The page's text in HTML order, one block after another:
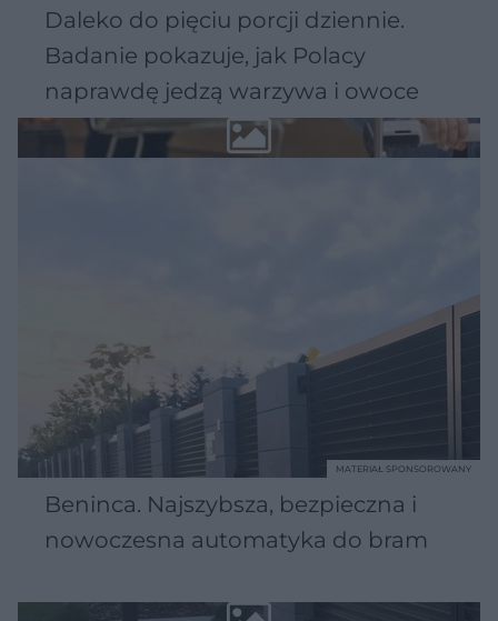
Daleko do pięciu porcji dziennie.
Badanie pokazuje, jak Polacy
naprawdę jedzą warzywa i owoce
Beninca. Najszybsza, bezpieczna i
nowoczesna automatyka do bram
MATERIAŁ SPONSOROWANY